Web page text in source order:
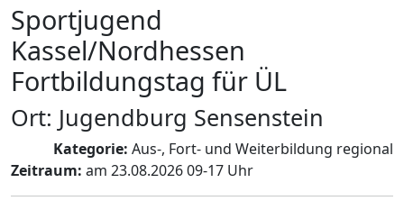
Sportjugend
Kassel/Nordhessen
Fortbildungstag für ÜL
Ort: Jugendburg Sensenstein
Kategorie: Aus-, Fort- und Weiterbildung regional
Zeitraum: am 23.08.2026 09-17 Uhr